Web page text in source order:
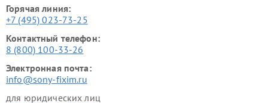
Горячая линия:
+7 (495) 023-73-25
Контактный телефон:
8 (800) 100-33-26
Электронная почта:
info@sony-fixim.ru
для юридических лиц